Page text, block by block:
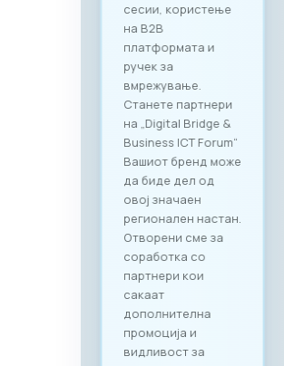
сесии, користење
на B2B
платформата и
ручек за
вмрежување.
Станете партнери
на „Digital Bridge &
Business ICT Forum“
Вашиот бренд може
да биде дел од
овој значаен
регионален настан.
Отворени сме за
соработка со
партнери кои
сакаат
дополнителна
промоција и
видливост за